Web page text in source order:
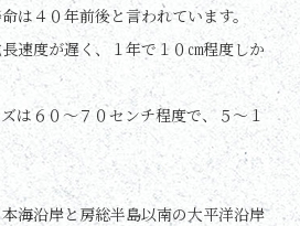
は４０年前後と言われています。
速度が遅く、１年で１０㎝程度しか
は６０～７０センチ程度で、５～１
海沿岸と房総半島以南の大平洋沿岸